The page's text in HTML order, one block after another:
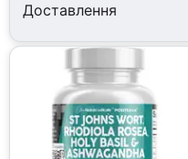
Доставлення